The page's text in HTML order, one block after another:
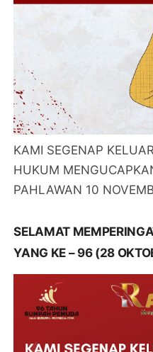
KAMI SEGENAP
HUKUM
PAHLAWAN 10
SELAMAT
YANG KE – 96 (28